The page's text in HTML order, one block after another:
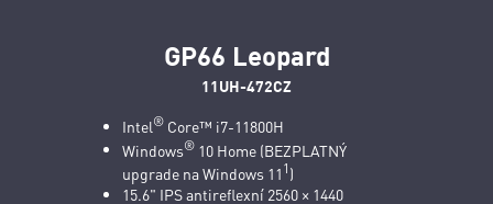
GP66 Leopard
11UH-472CZ
Intel®Core™ i7-11800H
Windows®10 Home (BEZPLATNÝ
upgrade na Windows 11 1 )
15.6" IPS antireflexní 2560 × 1440